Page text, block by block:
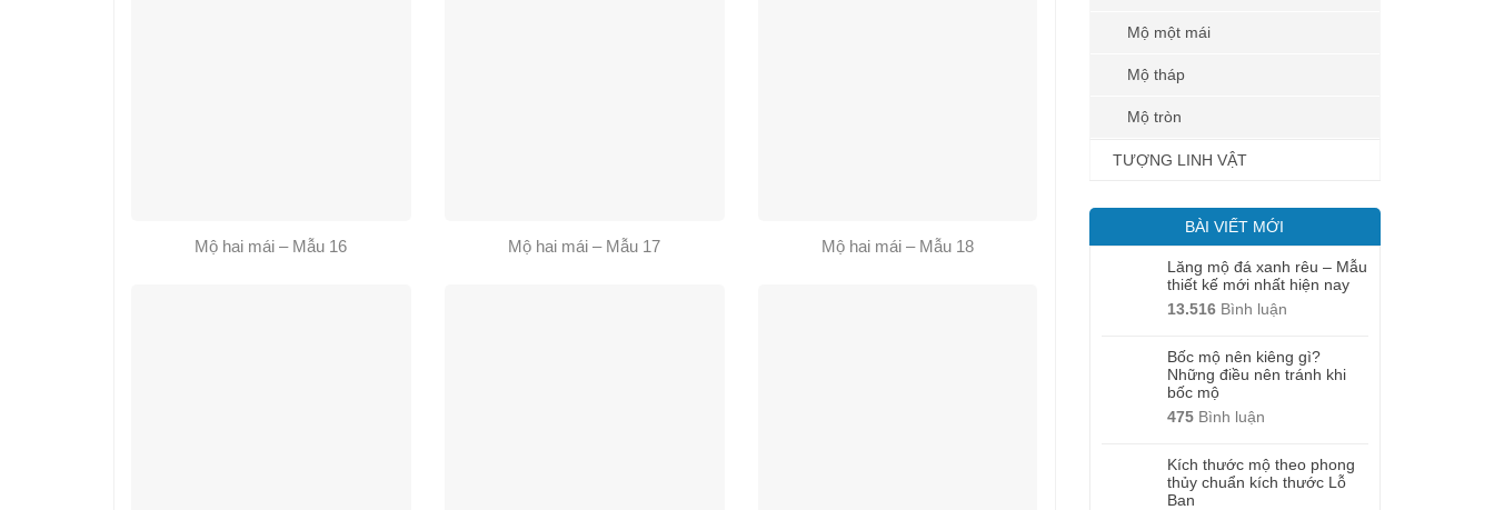
Mộ hai mái – Mẫu 16 Mộ hai mái – Mẫu 17 Mộ hai mái – Mẫu 18
Mộ một mái
Mộ tháp
Mộ tròn
TƯỢNG LINH VẬT
BÀI VIẾT MỚI
Lăng mộ đá xanh rêu – Mẫu
thiết kế mới nhất hiện nay
13.516Bình luận
Bốc mộ nên kiêng gì?
Những điều nên tránh khi
bốc mộ
475Bình luận
Kích thước mộ theo phong
thủy chuẩn kích thước Lỗ
Ban